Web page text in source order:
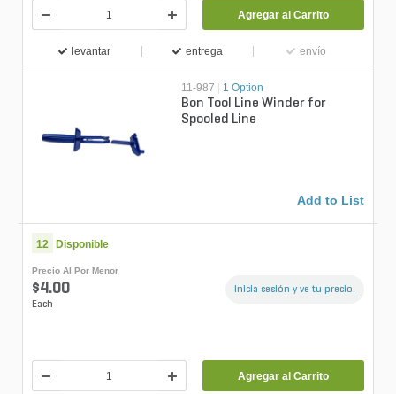
Agregar al Carrito
levantar entrega envío
11-987 1 Option
Bon Tool Line Winder for
Spooled Line
Add to List
12 Disponible
Precio Al Por Menor
$4.00
Each
Inicia sesión y ve tu precio.
Agregar al Carrito